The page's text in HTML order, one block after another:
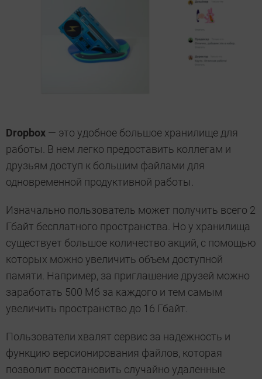
Dropboх — это удобное большое хранилище для
работы. В нем легко предоставить коллегам и
друзьям доступ к большим файлами для
одновременной продуктивной работы.
Изначально пользователь может получить всего 2
Гбайт бесплатного пространства. Но у хранилища
существует большое количество акций, с помощью
которых можно увеличить объем доступной
памяти. Например, за приглашение друзей можно
заработать 500 Мб за каждого и тем самым
увеличить пространство до 16 Гбайт.
Пользователи хвалят сервис за надежность и
функцию версионирования файлов, которая
позволит восстановить случайно удаленные